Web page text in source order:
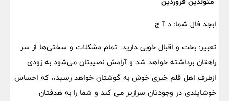
ابجد فال شما: د آ ج
تعبیر: بخت و اقبال خوبی دارید. تمام مشکلات و سختی‌ها از سر
راهتان برداشته خواهد شد و آرامش نصیبتان می‌شود به زودی
ازطرف اهل قلم خبری خوش به گوشتان خواهد رسید،، که احساس
خوشایندی در وجودتان سرازیر می کند و شما را به هدفتان